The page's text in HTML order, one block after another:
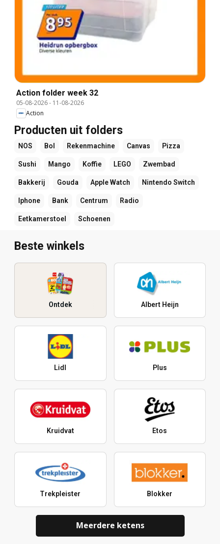
Action folder week 32
05-08-2026- 11-08-2026
Action
Producten uit folders
NOS Bol Rekenmachine Canvas Pizza
Sushi Mango Koffie LEGO Zwembad
Bakkerij Gouda Apple Watch Nintendo Switch
Iphone Bank Centrum Radio
Eetkamerstoel Schoenen
Beste winkels
Ontdek Albert Heijn
Lidl Plus
Kruidvat Etos
Trekpleister Blokker
Meerdere ketens